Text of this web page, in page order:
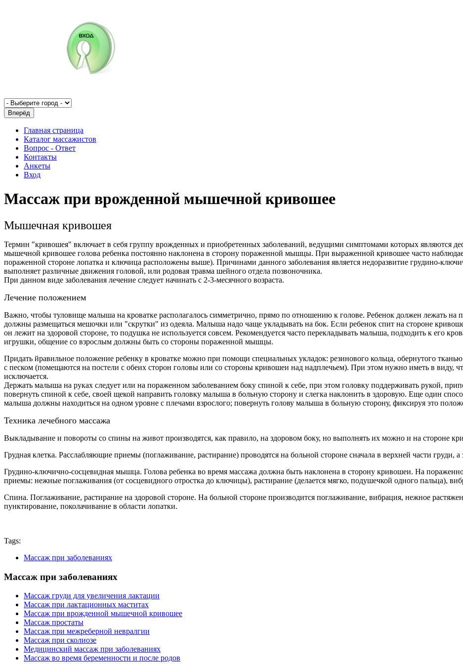
Главная страница
Каталог массажистов
Вопрос - Ответ
Контакты
Анкеты
Вход
Массаж при врожденной мышечной кривошее
Мышечная кривошея
Термин "кривошея" включает в себя группу врожденных и приобретенных заболеваний, ведущими симптомами которых являются
мышечной кривошее голова ребенка постоянно наклонена в сторону пораженной мышцы. При выраженной кривошее часто
пораженной стороне лопатка и ключица расположены выше). Причинами данного заболевания является недоразвитие грудино-
выполняет различные движения головой, или родовая травма шейного отдела позвоночника.
При данном виде заболевания лечение следует начинать с 2-3-месячного возраста.
Лечение положением
Важно, чтобы туловище малыша на кроватке располагалось симметрично, прямо по отношению к голове. Ребенок должен лежать
должны размещаться мешочки или "скрутки" из одеяла. Малыша надо чаще укладывать на бок. Если ребенок спит на стороне
он лежит на здоровой стороне, то подушка не используется совсем. Рекомендуется часто перекладывать малыша, подходить к его
игрушки, общение со взрослым должны быть со стороны пораженной мышцы.
Придать йравильное положение ребенку в кроватке можно при помощи специальных укладок: резинового кольца, обернутого
с песком (помещаются на постели с обеих сторон головы или со стороны кривошеи над надплечьем). При этом нужно иметь в виду,
исключается.
Держать малыша на руках следует или на пораженном заболеванием боку спиной к себе, при этом головку поддерживать рукой,
повернуть спиной к себе, своей щекой направить головку малыша в больную сторону и слегка наклонить в здоровую. Еще один
малыша должны находиться на одном уровне с плечами взрослого; повернуть голову малыша в больную сторону, фиксируя это
Техника лечебного массажа
Выкладывание и повороты со спины на живот производятся, как правило, на здоровом боку, но выполнять их можно и на стороне
Грудная клетка. Расслабляющие приемы (поглаживание, растирание) проводятся на больной стороне сначала в верхней части груди,
Грудино-ключично-сосцевидная мышца. Голова ребенка во время массажа должна быть наклонена в сторону кривошеи. На
приемы: нежные поглаживания (от сосцевидного отростка до ключицы), растирание (делается мягко, подушечкой одного пальца),
Спина. Поглаживание, растирание на здоровой стороне. На больной стороне производится поглаживание, вибрация, нежное
пунктирование, поколачивание в области лопатки.
Tags:
Массаж при заболеваниях
Массаж при заболеваниях
Массаж груди для увеличения лактации
Массаж при лактационных маститах
Массаж при врожденной мышечной кривошее
Массаж простаты
Массаж при межреберной невралгии
Массаж при сколиозе
Медицинский массаж при заболеваниях
Массаж во время беременности и после родов